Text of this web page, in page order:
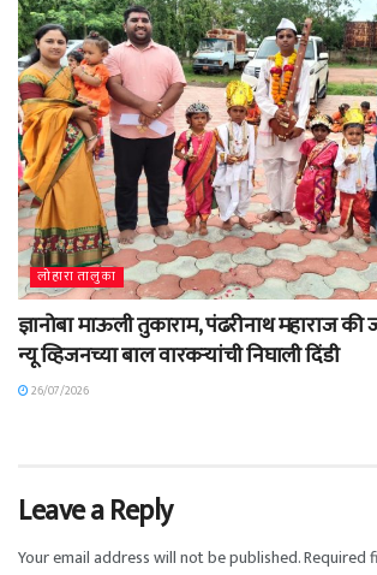
लोहारा तालुका
ज्ञानोबा माऊली तुकाराम, पंढरीनाथ महाराज की
न्यू व्हिजनच्या बाल वारकऱ्यांची निघाली दिंडी
26/07/2026
Leave a Reply
Your email address will not be published.Required